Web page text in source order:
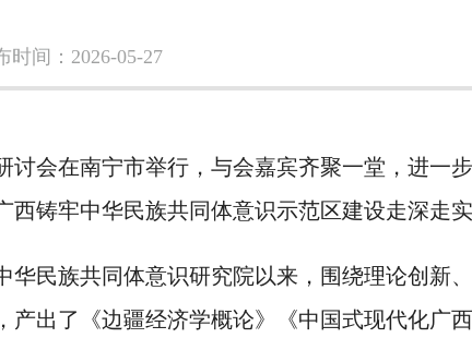
时间：2026-05-27
会在南宁市举行，与会嘉宾齐聚一堂，进一
铸牢中华民族共同体意识示范区建设走深走实
民族共同体意识研究院以来，围绕理论创新
出了《边疆经济学概论》《中国式现代化广